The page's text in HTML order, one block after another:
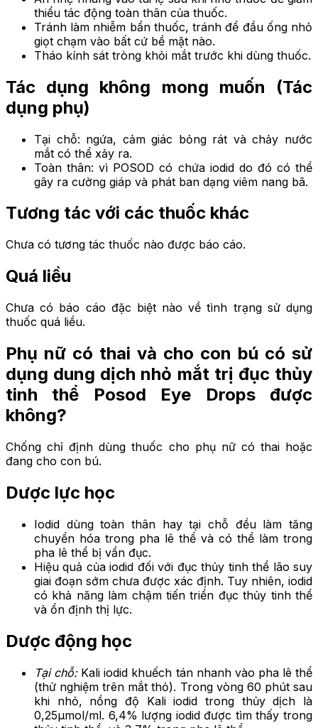
thiểu tác động toàn thân của thuốc.
Tránh làm nhiễm bẩn thuốc, tránh để đầu ống nhỏ
giọt chạm vào bất cứ bề mặt nào.
Tháo kính sát tròng khỏi mắt trước khi dùng thuốc.
Tác dụng không mong muốn (Tác
dụng phụ)
Tại chỗ: ngứa, cảm giác bỏng rát và chảy nước
mắt có thể xảy ra.
Toàn thân: vì POSOD có chứa iodid do đó có thể
gây ra cường giáp và phát ban dạng viêm nang bã.
Tương tác với các thuốc khác
Chưa có tương tác thuốc nào được báo cáo.
Quá liều
Chưa có báo cáo đặc biệt nào về tình trạng sử dụng
thuốc quá liều.
Phụ nữ có thai và cho con bú có sử
dụng dung dịch nhỏ mắt trị đục thủy
tinh thể Posod Eye Drops được
không?
Chống chỉ định dùng thuốc cho phụ nữ có thai hoặc
đang cho con bú.
Dược lực học
Iodid dùng toàn thân hay tại chỗ đều làm tăng
chuyển hóa trong pha lê thể và có thể làm trong
pha lê thể bị vẩn đục.
Hiệu quả của iodid đối với đục thủy tinh thể lão suy
giai đoạn sớm chưa được xác định. Tuy nhiên, iodid
có khả năng làm chậm tiến triển đục thủy tinh thể
và ổn định thị lực.
Dược động học
Tại chỗ: Kali iodid khuếch tán nhanh vào pha lê thể
(thử nghiệm trên mắt thỏ). Trong vòng 60 phút sau
khi nhỏ, nồng độ Kali iodid trong thủy dịch là
0,25µmol/ml. 6,4% lượng iodid được tìm thấy trong